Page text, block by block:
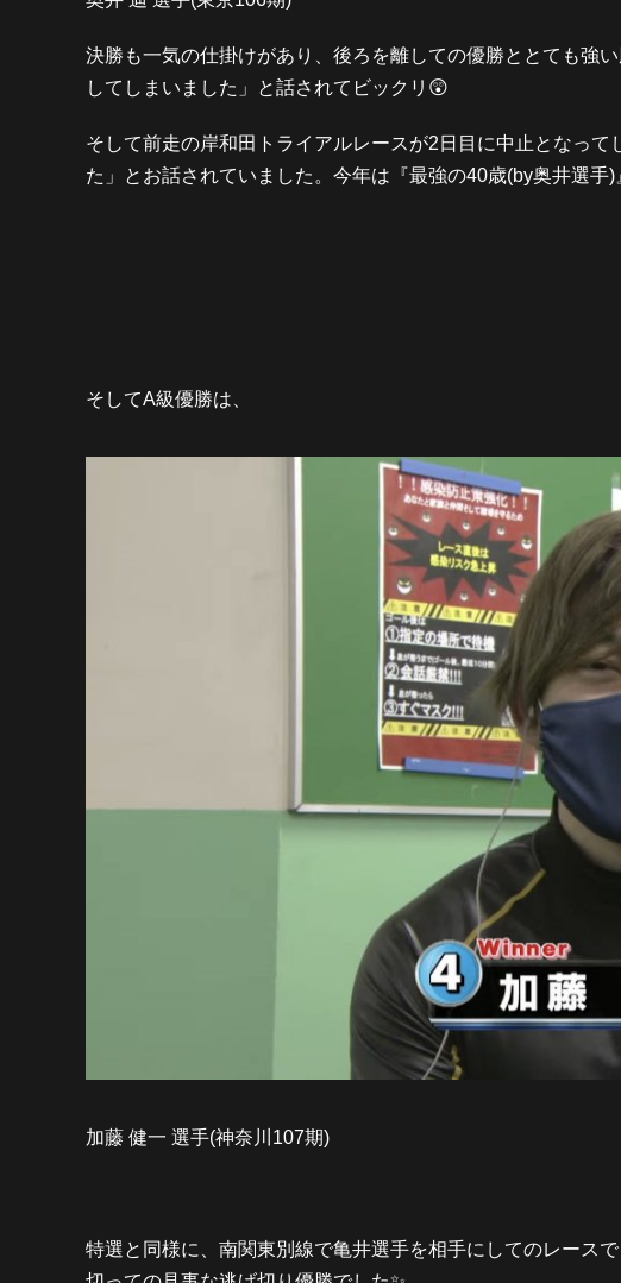
決勝も一気の仕掛けがあり、後ろを離しての優勝ととても強
してしまいました」と話されてビックリ😲
そして前走の岸和田トライアルレースが2日目に中止となっ
た」とお話されていました。今年は『最強の40歳(by奥井選手
そしてA級優勝は、
加藤 健一 選手(神奈川107期)
特選と同様に、南関東別線で亀井選手を相手にしてのレース